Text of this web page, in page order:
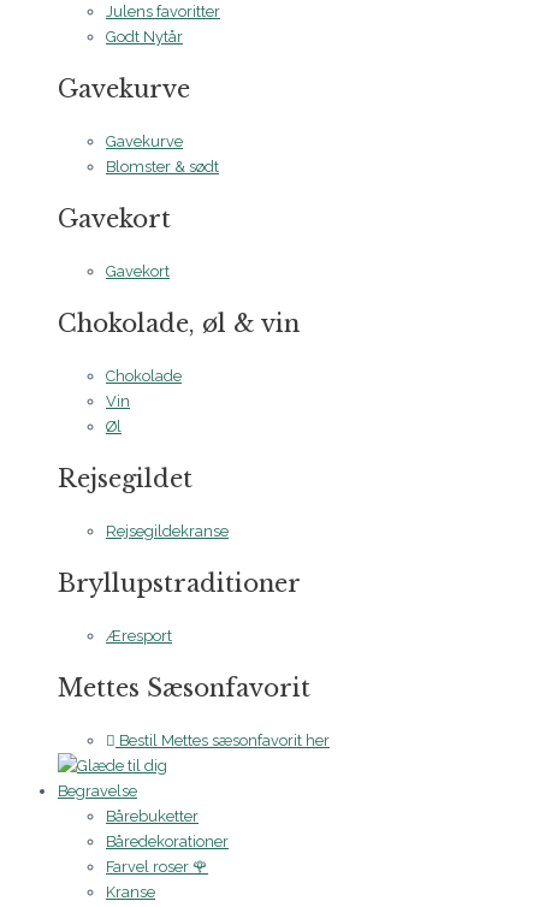
Julens favoritter
Godt Nytår
Gavekurve
Gavekurve
Blomster & sødt
Gavekort
Gavekort
Chokolade, øl & vin
Chokolade
Vin
Øl
Rejsegildet
Rejsegildekranse
Bryllupstraditioner
Æresport
Mettes Sæsonfavorit
Bestil Mettes sæsonfavorit her
Begravelse
Bårebuketter
Båredekorationer
Farvel roser 🌹
Kranse